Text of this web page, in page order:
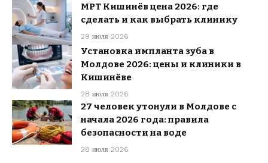
МРТ Кишинёв цена 2026: где
сделать и как выбрать клинику
29 июля 2026
Установка импланта зуба в
Молдове 2026: цены и клиники в
Кишинёве
28 июля 2026
27 человек утонули в Молдове с
начала 2026 года: правила
безопасности на воде
28 июля 2026